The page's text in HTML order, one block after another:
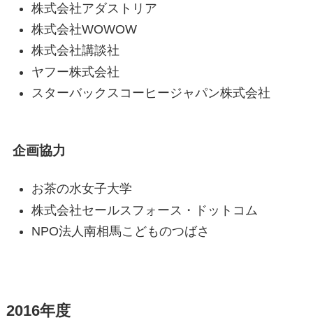
株式会社アダストリア
株式会社WOWOW
株式会社講談社
ヤフー株式会社
スターバックスコーヒージャパン株式会社
企画協力
お茶の水女子大学
株式会社セールスフォース・ドットコム
NPO法人南相馬こどものつばさ
2016年度